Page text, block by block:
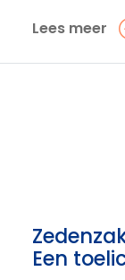
Lees meer
Een